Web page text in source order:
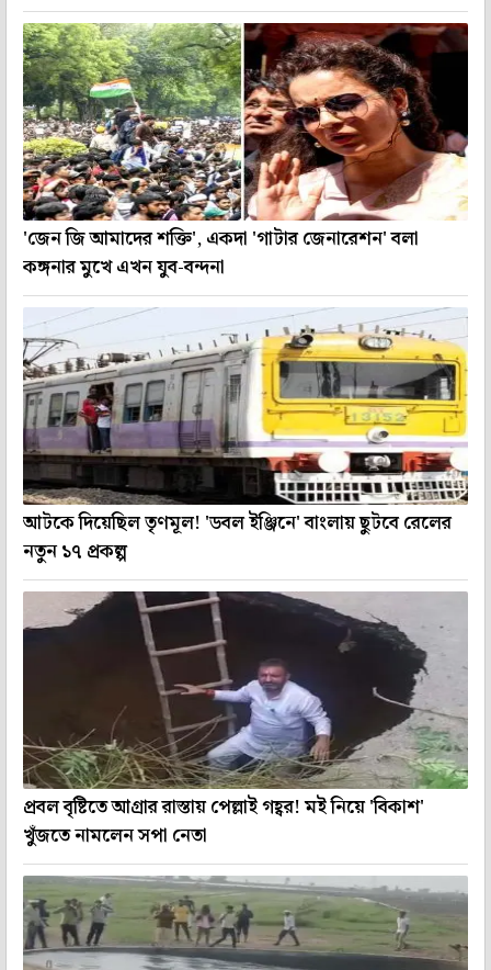
'জেন জি আমাদের শক্তি', একদা 'গাটার জেনারেশন' বলা
কঙ্গনার মুখে এখন যুব-বন্দনা
আটকে দিয়েছিল তৃণমূল! 'ডবল ইঞ্জিনে' বাংলায় ছুটবে রেলের
নতুন ১৭ প্রকল্প
প্রবল বৃষ্টিতে আগ্রার রাস্তায় পেল্লাই গহ্বর! মই নিয়ে 'বিকাশ'
খুঁজতে নামলেন সপা নেতা